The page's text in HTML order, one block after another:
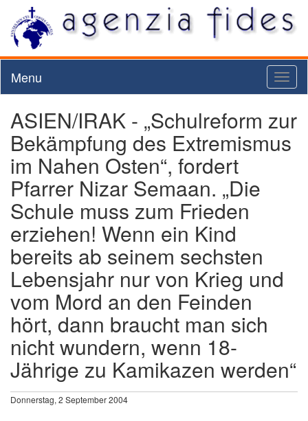
Menu
ASIEN/IRAK - „Schulreform zur
Bekämpfung des Extremismus
im Nahen Osten“, fordert
Pfarrer Nizar Semaan. „Die
Schule muss zum Frieden
erziehen! Wenn ein Kind
bereits ab seinem sechsten
Lebensjahr nur von Krieg und
vom Mord an den Feinden
hört, dann braucht man sich
nicht wundern, wenn 18-
Jährige zu Kamikazen werden“
Donnerstag, 2 September 2004